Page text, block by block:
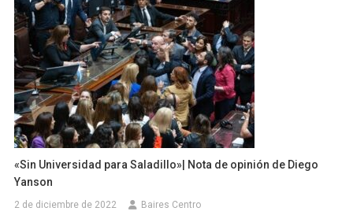
«Sin Universidad para Saladillo»| Nota de opinión de Diego
Yanson
2 de diciembre de 2022 Baires Centro